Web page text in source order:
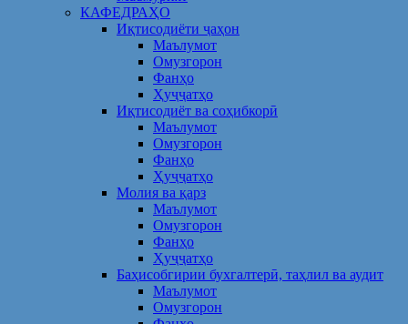
КАФЕДРАҲО
Иқтисодиёти ҷаҳон
Маълумот
Омузгорон
Фанҳо
Ҳуҷҷатҳо
Иқтисодиёт ва соҳибкорӣ
Маълумот
Омузгорон
Фанҳо
Ҳуҷҷатҳо
Молия ва қарз
Маълумот
Омузгорон
Фанҳо
Ҳуҷҷатҳо
Баҳисобгирии бухгалтерӣ, таҳлил ва аудит
Маълумот
Омузгорон